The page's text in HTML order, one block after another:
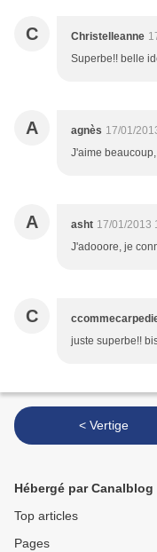
C Christelleanne
Superbe!! belle
A agnès 17/01/
J'aime
A asht 17/01/2013
J'adooore, je
C
juste superbe!!
< Vertige
Hébergé par Canalblog
Top articles
Pages